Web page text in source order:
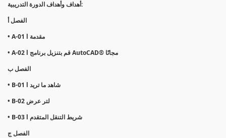
أهداف وأهداف الدورة التدريبية:
الفصل أ
• A-01 l مقدمة
• A-02 l قم بتنزيل برنامج AutoCAD® مجانًا
الفصل ب
• B-01 l شاهد ما تريد
• B-02 لتر عرض
• B-03 l شريط التنقل المتقدم
الفصل ج